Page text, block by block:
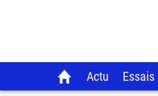
Actu Essais